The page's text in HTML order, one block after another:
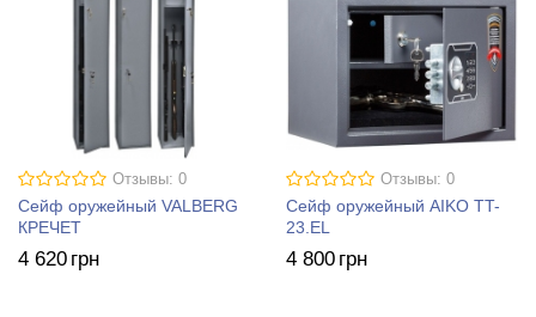
Отзывы: 0
Сейф оружейный VALBERG
КРЕЧЕТ
4 620 грн
Отзывы: 0
Сейф оружейный AIKO TT-
23.EL
4 800 грн